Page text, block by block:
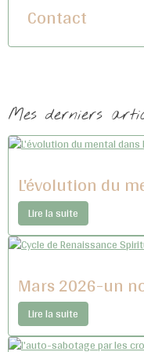
Contact
Mes derniers
L'évolution du
Lire la suite
Mars 2026-un
Lire la suite